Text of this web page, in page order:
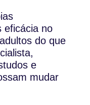
eficácia no
do que
e
mudar